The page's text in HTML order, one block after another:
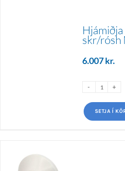
skr/rósh
6.007kr.
SETJA Í